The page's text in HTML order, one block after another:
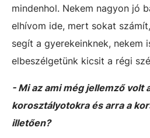
mindenhol. Nekem nagyon jó
elhívom ide, mert sokat
segít a gyerekeinknek, nekem
elbeszélgetünk kicsit a régi
- Mi az ami még jellemző volt
korosztályotokra és arra a
illetően?